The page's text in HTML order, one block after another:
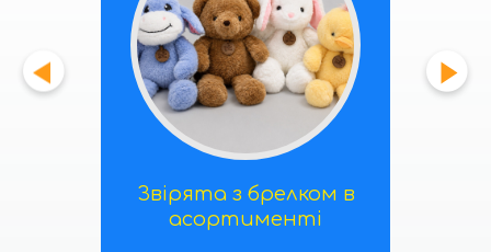
Звірята з брелком в
асортименті